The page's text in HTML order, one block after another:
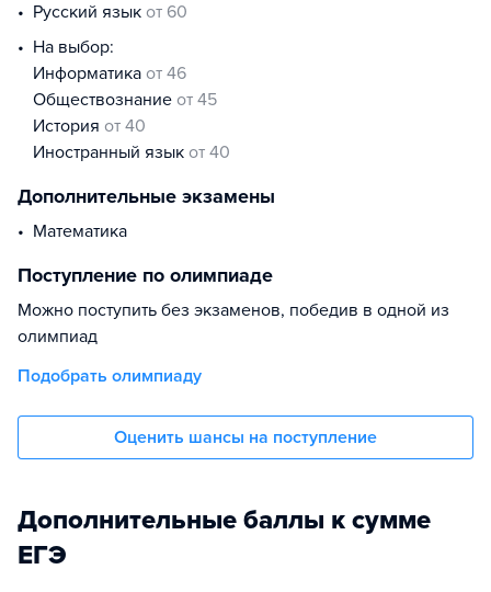
русский язык от 60
На выбор:
информатика от 46
обществознание от 45
история от 40
иностранный язык от 40
Дополнительные экзамены
Математика
Поступление по олимпиаде
Можно поступить без экзаменов, победив в одной из
олимпиад
Подобрать олимпиаду
Оценить шансы на поступление
Дополнительные баллы к сумме
ЕГЭ